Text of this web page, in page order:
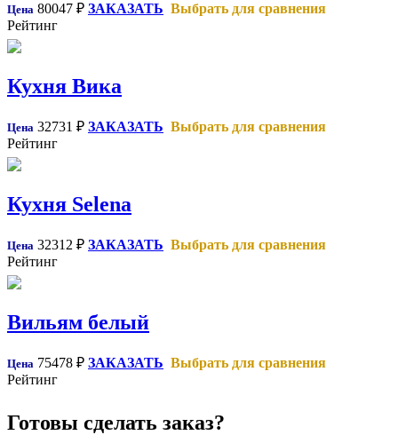
Цена 80047 ₽ ЗАКАЗАТЬ Выбрать для сравнения
Рейтинг
Кухня Вика
Цена 32731 ₽ ЗАКАЗАТЬ Выбрать для сравнения
Рейтинг
Кухня Selena
Цена 32312 ₽ ЗАКАЗАТЬ Выбрать для сравнения
Рейтинг
Вильям белый
Цена 75478 ₽ ЗАКАЗАТЬ Выбрать для сравнения
Рейтинг
Готовы сделать заказ?